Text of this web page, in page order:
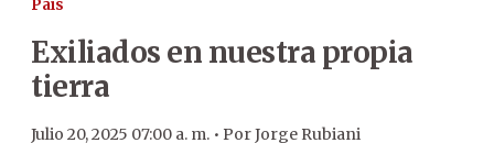
País
Exiliados en nuestra propia
tierra
Julio 20, 2025 07:00 a. m. • PorJorge Rubiani